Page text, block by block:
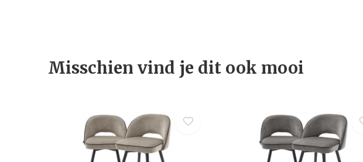
Misschien vind je dit ook mooi